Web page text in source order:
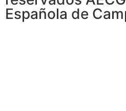
Española de